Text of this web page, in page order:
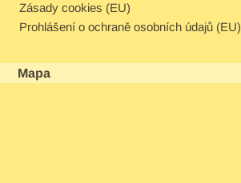
Zásady cookies (EU)
Prohlášení o ochraně osobních údajů (EU)
Mapa